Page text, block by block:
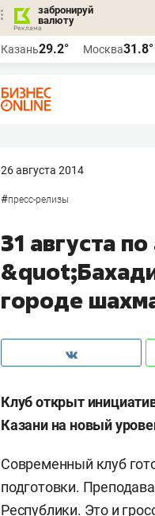
забронируй
валюту
Казань29.2° Москва31.8°
26 августа 2014
#пресс-релизы
31 августа
городе
Клуб открыт
Казани на новый
Современный клуб
подготовки.
Республики. Это и